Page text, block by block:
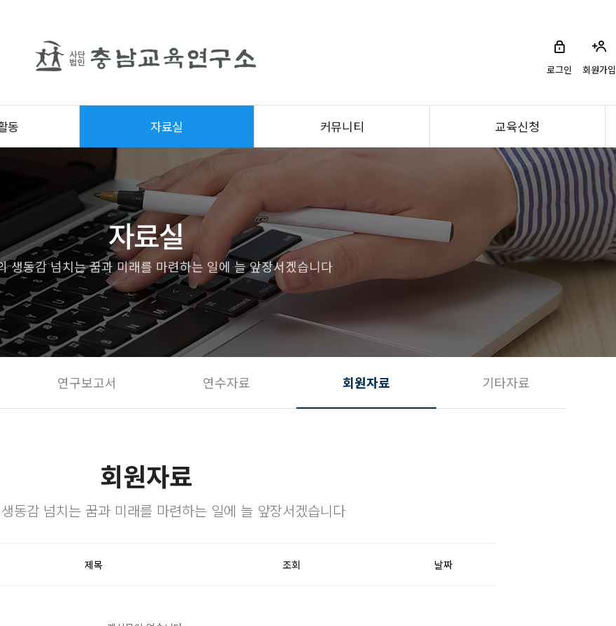
로그인 회원가입
동 자료실 커뮤니티 교육신청
자료실
생동감 넘치는 꿈과 미래를 마련하는 일에 늘 앞장서겠습니다
연구보고서 연수자료 회원자료 기타자료
회원자료
동감 넘치는 꿈과 미래를 마련하는 일에 늘 앞장서겠습니다
제목 조회 날짜